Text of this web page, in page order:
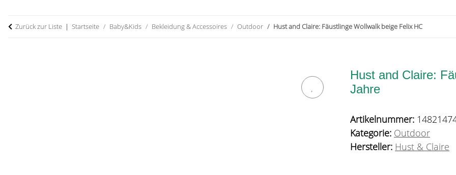
Zurück zur Liste Startseite Baby&Kids Bekleidung & Accessoires Outdoor Hust and Claire: Fäustlinge Wollwalk beige Felix HC
Hust and Claire:
Jahre
Artikelnummer:
Kategorie: Outdoor
Hersteller: Hust & Claire